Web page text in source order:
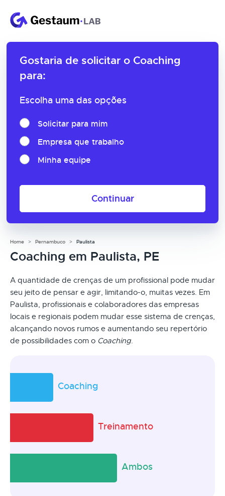
Gostaria de solicitar o Coaching
para:
Escolha uma das opções
Solicitar para mim
Empresa que trabalho
Minha equipe
Continuar
Home Pernambuco Paulista
Coaching em Paulista, PE
A quantidade de crenças de um profissional pode mudar
seu jeito de pensar e agir, limitando-o, muitas vezes. Em
Paulista, profissionais e colaboradores das empresas
locais e regionais podem mudar esse sistema de crenças,
alcançando novos rumos e aumentando seu repertório
de possibilidades com o Coaching.